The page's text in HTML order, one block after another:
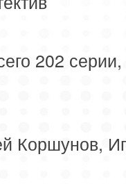
202
Коршунов,